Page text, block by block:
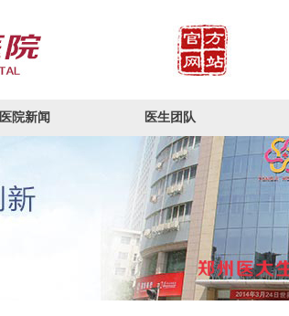
医院新闻 医生团队